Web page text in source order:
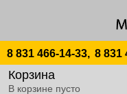
8 831 466-14-33, 8 831
Корзина
В корзине пусто